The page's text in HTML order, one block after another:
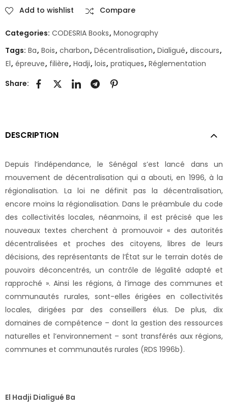
Add to wishlist Compare
Categories: CODESRIA Books, Monography
Tags: Ba, Bois, charbon, Décentralisation, Dialigué, discours,
El, épreuve, filière, Hadji, lois, pratiques, Réglementation
Share:
DESCRIPTION
Depuis l’indépendance, le Sénégal s’est lancé dans un
mouvement de décentralisation qui a abouti, en 1996, à la
régionalisation. La loi ne définit pas la décentralisation,
encore moins la régionalisation. Dans le préambule du code
des collectivités locales, néanmoins, il est précisé que les
nouveaux textes cherchent à promouvoir « des autorités
décentralisées et proches des citoyens, libres de leurs
décisions, des représentants de l’État sur le terrain dotés de
pouvoirs déconcentrés, un contrôle de légalité adapté et
rapproché ». Ainsi les régions, à l’image des communes et
communautés rurales, sont-elles érigées en collectivités
locales, dirigées par des conseillers élus. De plus, dix
domaines de compétence – dont la gestion des ressources
naturelles et l’environnement – sont transférés aux régions,
communes et communautés rurales (RDS 1996b).
El Hadji Dialigué Ba